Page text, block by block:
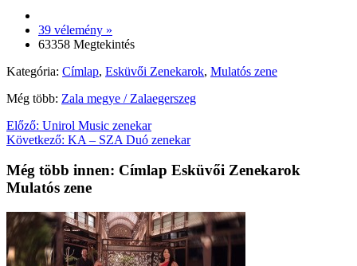
39 vélemény »
63358 Megtekintés
Kategória: Címlap, Esküvői Zenekarok, Mulatós zene
Még több: Zala megye / Zalaegerszeg
Előző: Unirol Music zenekar
Következő: KA – SZA Duó zenekar
Még több innen: Címlap Esküvői Zenekarok
Mulatós zene